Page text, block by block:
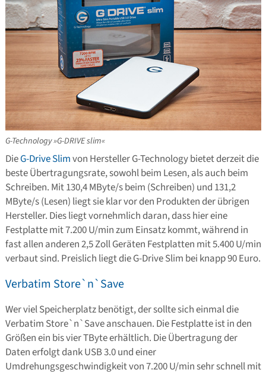
G-Technology »G-DRIVE slim«
DieG-Drive Slimvon Hersteller G-Technology bietet derzeit die
beste Übertragungsrate, sowohl beim Lesen, als auch beim
Schreiben. Mit 130,4 MByte/s beim (Schreiben) und 131,2
MByte/s (Lesen) liegt sie klar vor den Produkten der übrigen
Hersteller. Dies liegt vornehmlich daran, dass hier eine
Festplatte mit 7.200 U/min zum Einsatz kommt, während in
fast allen anderen 2,5 Zoll Geräten Festplatten mit 5.400 U/min
verbaut sind. Preislich liegt die G-Drive Slim bei knapp 90 Euro.
Verbatim Store`n`Save
Wer viel Speicherplatz benötigt, der sollte sich einmal die
Verbatim Store`n`Save anschauen. Die Festplatte ist in den
Größen ein bis vier TByte erhältlich. Die Übertragung der
Daten erfolgt dank USB 3.0 und einer
Umdrehungsgeschwindigkeit von 7.200 U/min sehr schnell mit